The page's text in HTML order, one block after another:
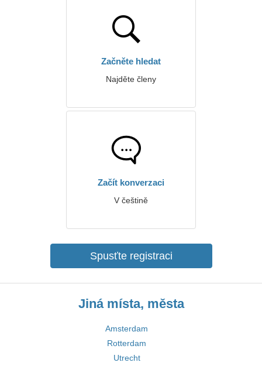
Začněte hledat
Najděte členy
Začít konverzaci
V češtině
Spusťte registraci
Jiná místa, města
Amsterdam
Rotterdam
Utrecht